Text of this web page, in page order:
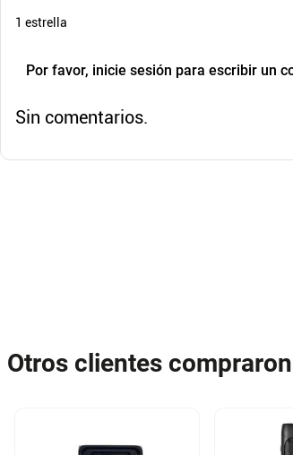
1 estrella
Por favor, inicie sesión para escribir un
Sin comentarios.
Otros clientes compraron